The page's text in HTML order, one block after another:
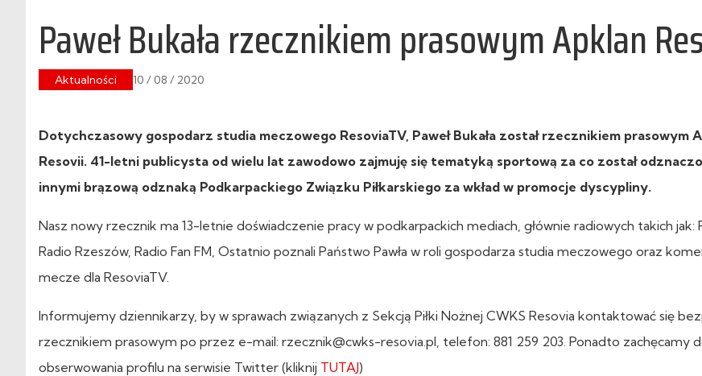
Paweł Bukała rzecznikiem prasowym Apklan
Aktualności 10 / 08 / 2020
Dotychczasowy gospodarz studia meczowego ResoviaTV, Paweł Bukała został rzecznikiem prasowym
Resovii. 41-letni publicysta od wielu lat zawodowo zajmuję się tematyką sportową za co został
innymi brązową odznaką Podkarpackiego Związku Piłkarskiego za wkład w promocje dyscypliny.
Nasz nowy rzecznik ma 13-letnie doświadczenie pracy w podkarpackich mediach, głównie radiowych takich jak:
Radio Rzeszów, Radio Fan FM, Ostatnio poznali Państwo Pawła w roli gospodarza studia meczowego oraz
mecze dla ResoviaTV.
Informujemy dziennikarzy, by w sprawach związanych z Sekcją Piłki Nożnej CWKS Resovia kontaktować się
rzecznikiem prasowym po przez e-mail: rzecznik@cwks-resovia.pl, telefon: 881 259 203. Ponadto zachęcamy
obserwowania profilu na serwisie Twitter (kliknij TUTAJ)